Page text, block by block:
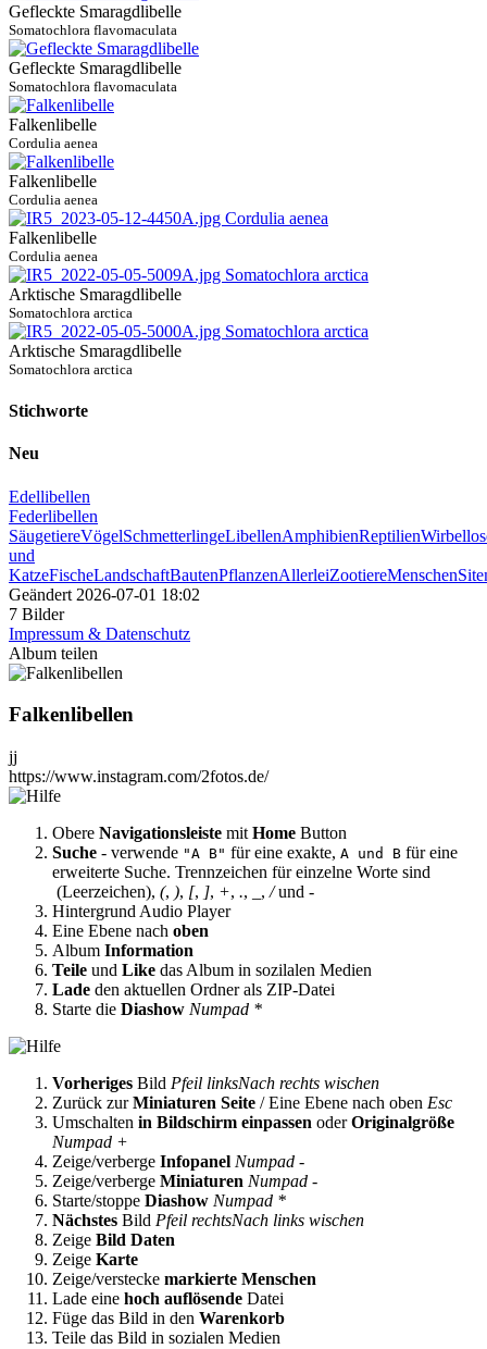
Gefleckte Smaragdlibelle
Somatochlora flavomaculata
Gefleckte Smaragdlibelle
Somatochlora flavomaculata
Falkenlibelle
Cordulia aenea
Falkenlibelle
Cordulia aenea
Falkenlibelle
Cordulia aenea
Arktische Smaragdlibelle
Somatochlora arctica
Arktische Smaragdlibelle
Somatochlora arctica
Stichworte
Neu
Edellibellen
Federlibellen
SäugetiereVögelSchmetterlingeLibellenAmphibienReptilien
und
KatzeFischeLandschaftBautenPflanzenAllerleiZootiereMenschen
Geändert 2026-07-01 18:02
7 Bilder
Impressum & Datenschutz
Album teilen
Falkenlibellen
jj
https://www.instagram.com/2fotos.de/
Obere Navigationsleiste mit Home Button
Suche - verwende "A B" für eine exakte, A und B für eine
erweiterte Suche. Trennzeichen für einzelne Worte sind
(Leerzeichen), (, ), [, ], +, ., , /und -
Hintergrund Audio Player
Eine Ebene nach oben
Album Information
Teile und Like das Album in sozilalen Medien
Lade den aktuellen Ordner als ZIP-Datei
Starte die Diashow Numpad *
Vorheriges Bild Pfeil linksNach rechts wischen
Zurück zurMiniaturen Seite / Eine Ebene nach oben Esc
Umschalten in Bildschirm einpassen oderOriginalgröße
Numpad +
Zeige/verberge Infopanel Numpad -
Zeige/verberge Miniaturen Numpad -
Starte/stoppe Diashow Numpad *
Nächstes Bild Pfeil rechtsNach links wischen
Zeige Bild Daten
Zeige Karte
Zeige/verstecke markierte Menschen
Lade eine hoch auflösende Datei
Füge das Bild in den Warenkorb
Teile das Bild in sozialen Medien